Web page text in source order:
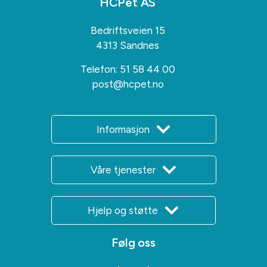
Bedriftsveien 15
4313 Sandnes
Telefon: 51 58 44 00
post@hcpet.no
Informasjon
Våre tjenester
Hjelp og støtte
Følg oss